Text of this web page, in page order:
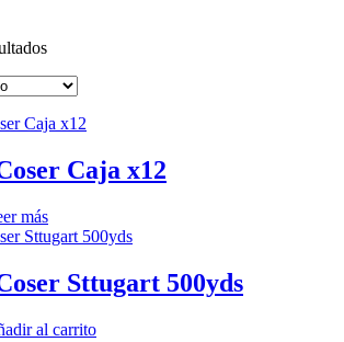
Caja x12
más
Sttugart 500yds
al carrito